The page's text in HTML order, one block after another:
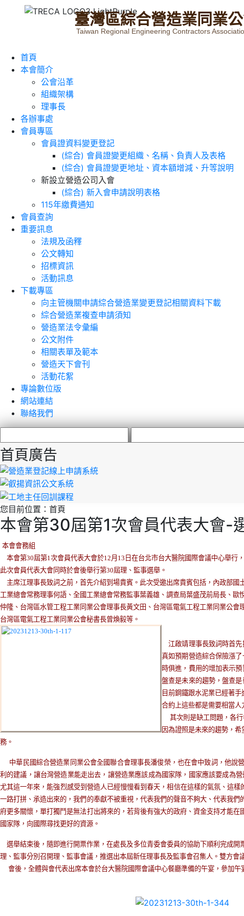
臺灣區綜合營造業同業公
Taiwan Regional Engineering Contractors
首頁
本會簡介
公會沿革
組織架構
理事長
各辦事處
會員專區
會員證資料變更登記
(綜合) 會員證變更組織、名稱、負責人及表格
(綜合) 會員證變更地址、資本額增減、升等說明
新設立營造公司入會
(綜合) 新入會申請說明表格
115年繳費通知
會員查詢
重要訊息
法規及函釋
公文轉知
招標資訊
活動訊息
下載專區
向主管機關申請綜合營造業變更登記相關資料下載
綜合營造業複查申請須知
營造業法令彙編
公文附件
相關表單及範本
營造天下會刊
活動花絮
專論數位版
網站連結
聯絡我們
首頁廣告
您目前位置： 首頁
本會第30屆第1次會員代表大會-
本會會務組
本會第30屆第1次會員代表大會於12月13日在台北市台大醫院國際會議中心舉行
此次會員代表大會同時於會後舉行第30屆理、監事選舉。
主席江理事長致詞之前，首先介紹到場貴賓。此次受邀出席貴賓包括，內政部
工業總會常務理事何語、全國工業總會常務監事葉義雄、調查局葉盛茂前局長、
仲隆、台灣區水管工程工業同業公會理事長黃文田、台灣區電氣工程工業同業公會
台灣區電氣工程工業同業公會秘書長曾煥毅等。
江啟靖理事長致詞時首
真如預期營造綜合保險漲
時俱進，費用的增加表示
盤查是未來的趨勢，盤查
目前鋼鐵跟水泥業已經著
合約上這些都是需要相當人
其次則是缺工問題，各行
因為證照是未來的趨勢，
務。
中華民國綜合營造業同業公會全國聯合會理事長潘俊榮，也在會中致詞，他說
利的建議，讓台灣營造業能走出去，讓營造業應該成為國家隊，國家應該要成為
尤其這一年來，能強烈感受到營造人已經慢慢看到春天，相信在這樣的氣氛、這樣
一路打拼、承造出來的，我們的奉獻不被重視，代表我們的聲音不夠大、代表我
府更多關懷，單打獨鬥是無法打出將來的，若背後有強大的政府、資金支持才能
國家隊，向國際尋找更好的資源。
選舉結束後，隨即進行開票作業，在處長及多位青委會委員的協助下順利完成
理、監事分別召開理、監事會議，推選出本屆新任理事長及監事會召集人。雙方
會後，全體與會代表出席本會於台大醫院國際會議中心餐廳準備的午宴，參加